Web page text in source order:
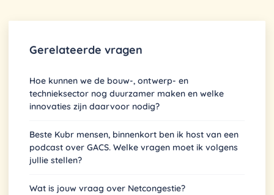
Gerelateerde vragen
Hoe kunnen we de bouw-, ontwerp- en
technieksector nog duurzamer maken en welke
innovaties zijn daarvoor nodig?
Beste Kubr mensen, binnenkort ben ik host van een
podcast over GACS. Welke vragen moet ik volgens
jullie stellen?
Wat is jouw vraag over Netcongestie?